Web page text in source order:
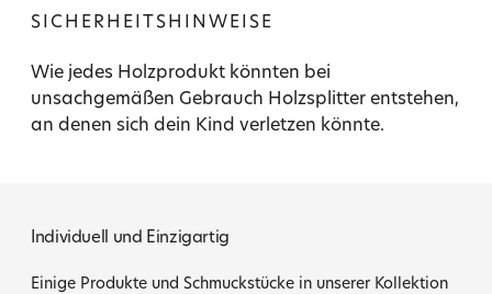
SICHERHEITSHINWEISE
Wie jedes Holzprodukt könnten bei
unsachgemäßen Gebrauch Holzsplitter entstehen,
an denen sich dein Kind verletzen könnte.
Individuell und Einzigartig
Einige Produkte und Schmuckstücke in unserer Kollektion